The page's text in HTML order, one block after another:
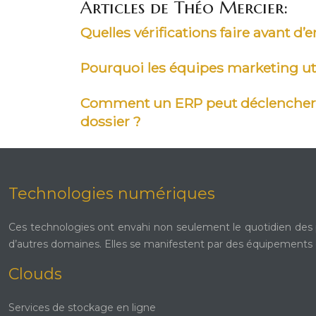
Articles de Théo Mercier:
Quelles vérifications faire avant
Pourquoi les équipes marketing
Comment un ERP peut
dossier ?
Technologies numériques
Ces technologies ont envahi non seulement le quotidien des
d’autres domaines. Elles se manifestent par des
Clouds
Services de stockage en ligne